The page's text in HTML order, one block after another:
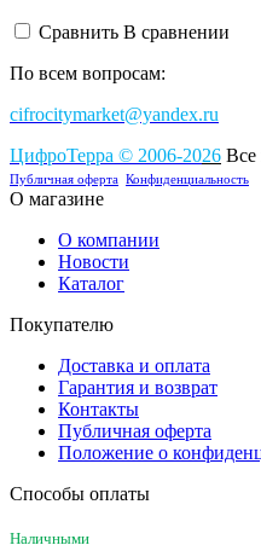
Сравнить В сравнении
По всем вопросам:
cifrocitymarket@yandex.ru
ЦифроТерра © 2006-2026 Все
Публичная оферта Конфиденциальность
О магазине
О компании
Новости
Каталог
Покупателю
Доставка и оплата
Гарантия и возврат
Контакты
Публичная оферта
Положение о
Способы оплаты
Наличными